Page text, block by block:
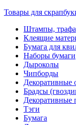
Товары для
Штампы,
Клеящие
Бумага для
Наборы бумаги
Дыроколы
Чипборды
Декоративные
Брадсы
Декоративные
Тэги
Бумага